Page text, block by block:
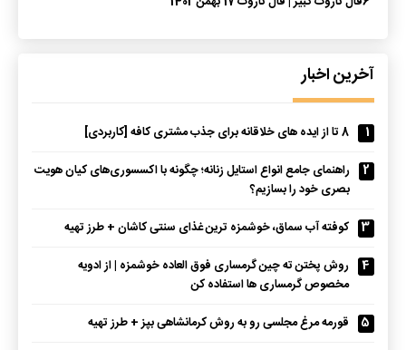
آخرین اخبار
1
8 تا از ایده های خلاقانه برای جذب مشتری کافه [کاربردی]
2
راهنمای جامع انواع استایل زنانه؛ چگونه با اکسسوری‌های کیان هویت
بصری خود را بسازیم؟
3
کوفته آب سماق، خوشمزه ترین غذای سنتی کاشان + طرز تهیه
4
روش پختن ته چین گرمساری فوق العاده خوشمزه | از ادویه
مخصوص گرمساری ها استفاده کن
5
قورمه مرغ مجلسی رو به روش کرمانشاهی بپز + طرز تهیه